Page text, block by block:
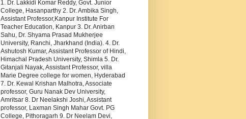
1. Dr. Lakkidi Komar Reddy, Govt. Junior
College, Hasanparthy 2. Dr. Ambika Singh,
Assistant Professor,Kanpur Institute For
Teacher Education, Kanpur 3. Dr. Anirban
Sahu, Dr. Shyama Prasad Mukherjee
University, Ranchi, Jharkhand (India). 4. Dr.
Ashutosh Kumar, Assistant Professor of Hindi,
Himachal Pradesh University, Shimla 5. Dr.
Gitanjali Nayak, Assistant Professor, villa
Marie Degree college for women, Hyderabad
7. Dr. Kewal Krishan Malhotra, Associate
professor, Guru Nanak Dev University,
Amritsar 8. Dr Neelakshi Joshi, Assistant
professor, Laxman Singh Mahar Govt. PG
College, Pithoragarh 9. Dr Neelam Devi,